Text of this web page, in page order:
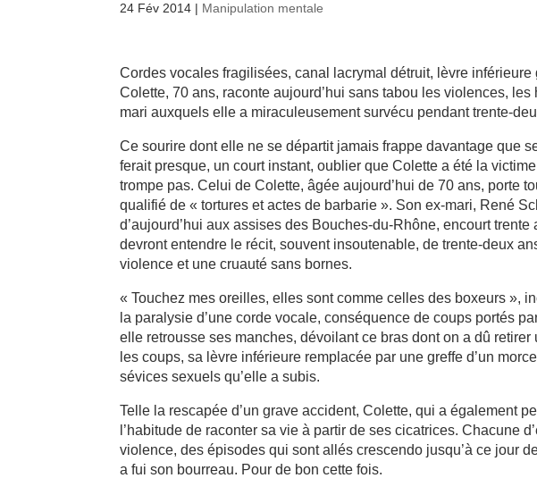
24 Fév 2014 | Manipulation mentale
Cordes vocales fragilisées, canal lacrymal détruit, lèvre
Colette, 70 ans, raconte aujourd’hui sans tabou les violences,
mari auxquels elle a miraculeusement survécu pendant trente-
Ce sourire dont elle ne se départit jamais frappe davantage que
ferait presque, un court instant, oublier que Colette a été la
trompe pas. Celui de Colette, âgée aujourd’hui de 70 ans, porte
qualifié de « tortures et actes de barbarie ». Son ex-mari, René
d’aujourd’hui aux assises des Bouches-du-Rhône, encourt
devront entendre le récit, souvent insoutenable, de trente-deux
violence et une cruauté sans bornes.
« Touchez mes oreilles, elles sont comme celles des boxeurs »,
la paralysie d’une corde vocale, conséquence de coups portés
elle retrousse ses manches, dévoilant ce bras dont on a dû
les coups, sa lèvre inférieure remplacée par une greffe d’un
sévices sexuels qu’elle a subis.
Telle la rescapée d’un grave accident, Colette, qui a également
l’habitude de raconter sa vie à partir de ses cicatrices. Chacune
violence, des épisodes qui sont allés crescendo jusqu’à ce jour
a fui son bourreau. Pour de bon cette fois.